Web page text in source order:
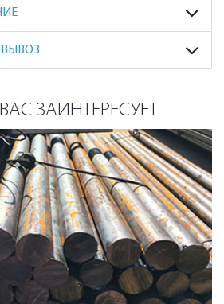
ВАС ЗАИНТЕРЕСУЕТ